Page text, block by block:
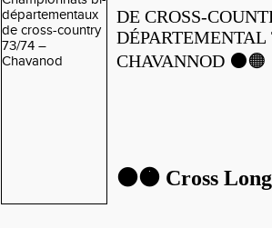
DE CROSS-
DÉPARTEMENTAL
CHAVANNOD ⚫️🟠
⚫️🟠 Cross